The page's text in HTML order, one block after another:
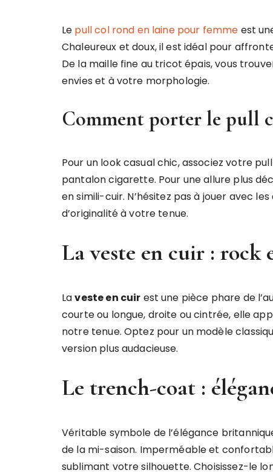
Le pull col rond en laine pour femme est
Chaleureux et doux, il est idéal pour
De la maille fine au tricot épais, vous
envies et à votre morphologie.
Comment porter le pull
Pour un look casual chic, associez votre
pantalon cigarette. Pour une allure plus
en simili-cuir. N’hésitez pas à jouer avec
d’originalité à votre tenue.
La veste en cuir : rock
Laveste en cuir est une pièce phare de
courte ou longue, droite ou cintrée, elle
notre tenue. Optez pour un modèle
version plus audacieuse.
Le trench-coat :
Véritable symbole de l’élégance
de la mi-saison. Imperméable et
sublimant votre silhouette. Choisissez-le